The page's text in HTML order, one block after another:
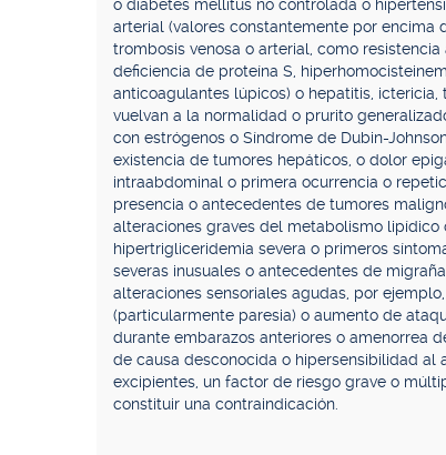
o diabetes mellitus no controlada o
arterial (valores constantemente por encima
trombosis venosa o arterial, como
deficiencia de proteína S,
anticoagulantes lúpicos) o hepatitis,
vuelvan a la normalidad o prurito
con estrógenos o Síndrome de Dubin-
existencia de tumores hepáticos, o dolor
intraabdominal o primera ocurrencia o
presencia o antecedentes de tumores
alteraciones graves del metabolismo
hipertrigliceridemia severa o primeros
severas inusuales o antecedentes de
alteraciones sensoriales agudas, por
(particularmente paresia) o aumento de
durante embarazos anteriores o amenorrea
de causa desconocida o hipersensibilidad
excipientes, un factor de riesgo grave o
constituir una contraindicación.